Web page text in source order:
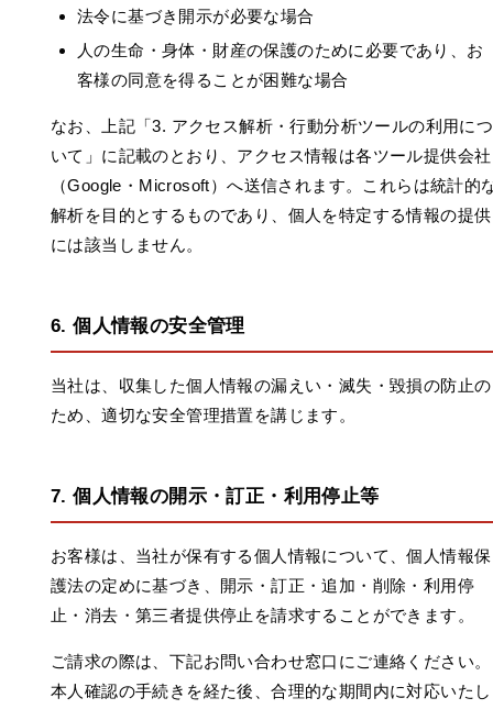
法令に基づき開示が必要な場合
人の生命・身体・財産の保護のために必要であり、お
客様の同意を得ることが困難な場合
なお、上記「3. アクセス解析・行動分析ツールの利用につ
いて」に記載のとおり、アクセス情報は各ツール提供会社
（Google・Microsoft）へ送信されます。これらは統計的
解析を目的とするものであり、個人を特定する情報の提供
には該当しません。
6. 個人情報の安全管理
当社は、収集した個人情報の漏えい・滅失・毀損の防止の
ため、適切な安全管理措置を講じます。
7. 個人情報の開示・訂正・利用停止等
お客様は、当社が保有する個人情報について、個人情報保
護法の定めに基づき、開示・訂正・追加・削除・利用停
止・消去・第三者提供停止を請求することができます。
ご請求の際は、下記お問い合わせ窓口にご連絡ください。
本人確認の手続きを経た後、合理的な期間内に対応いたし